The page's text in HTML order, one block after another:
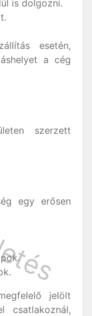
is dolgozni.
esetén,
a cég
szerzett
egy erősen
jelölt
csatlakoznál,